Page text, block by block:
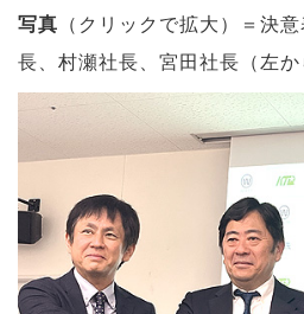
写真 （クリックで拡大）＝決
長、村瀬社長、宮田社長（左か